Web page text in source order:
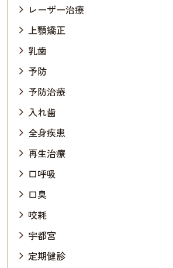
レーザー治療
上顎矯正
乳歯
予防
予防治療
入れ歯
全身疾患
再生治療
口呼吸
口臭
咬耗
宇都宮
定期健診